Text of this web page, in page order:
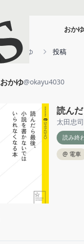
おかゆ
おかゆ 投稿
おかゆ@okayu4030
読ん
太田忠司
読み終
@ 電車